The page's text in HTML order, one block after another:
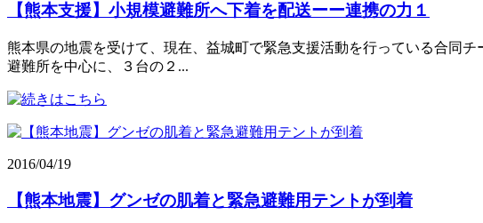
【熊本支援】小規模避難所へ下着を配送ーー連携の力１
熊本県の地震を受けて、現在、益城町で緊急支援活動を行っている合同チ
避難所を中心に、３台の２...
2016/04/19
【熊本地震】グンゼの肌着と緊急避難用テントが到着